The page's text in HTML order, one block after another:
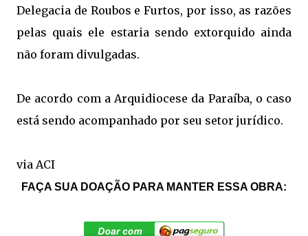
Delegacia de Roubos e Furtos, por isso, as razões
pelas quais ele estaria sendo extorquido ainda
não foram divulgadas.
De acordo com a Arquidiocese da Paraíba, o caso
está sendo acompanhado por seu setor jurídico.
via ACI
FAÇA SUA DOAÇÃO PARA MANTER ESSA OBRA: